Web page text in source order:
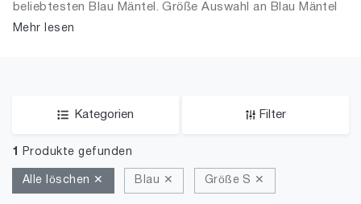
Schuhe
beliebtesten Blau Mäntel. Größe Auswahl an Blau Mäntel
in Größe S und alle Trends aus 2026 für Männer!
Mehr lesen
Kategorien Filter
1 Produkte gefunden
Alle löschen ✕ Blau ✕ Größe S ✕